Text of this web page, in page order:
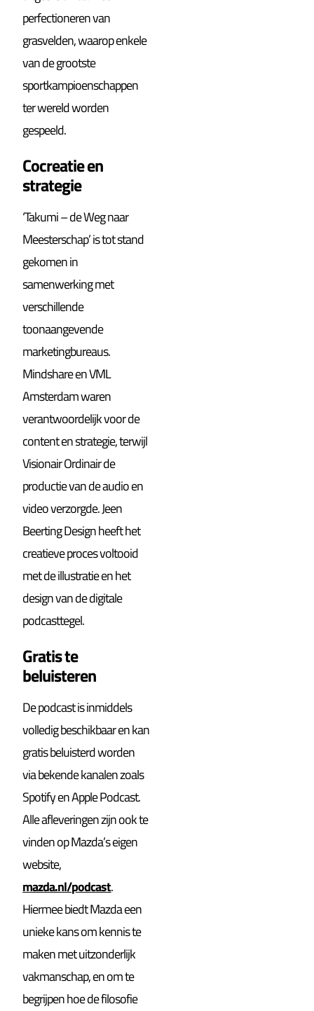
perfectioneren van
grasvelden, waarop enkele
van de grootste
sportkampioenschappen
ter wereld worden
gespeeld.
Cocreatie en
strategie
‘Takumi – de Weg naar
Meesterschap’ is tot stand
gekomen in
samenwerking met
verschillende
toonaangevende
marketingbureaus.
Mindshare en VML
Amsterdam waren
verantwoordelijk voor de
content en strategie, terwijl
Visionair Ordinair de
productie van de audio en
video verzorgde. Jeen
Beerting Design heeft het
creatieve proces voltooid
met de illustratie en het
design van de digitale
podcasttegel.
Gratis te
beluisteren
De podcast is inmiddels
volledig beschikbaar en kan
gratis beluisterd worden
via bekende kanalen zoals
Spotify en Apple Podcast.
Alle afleveringen zijn ook te
vinden op Mazda’s eigen
website,
mazda.nl/podcast.
Hiermee biedt Mazda een
unieke kans om kennis te
maken met uitzonderlijk
vakmanschap, en om te
begrijpen hoe de filosofie